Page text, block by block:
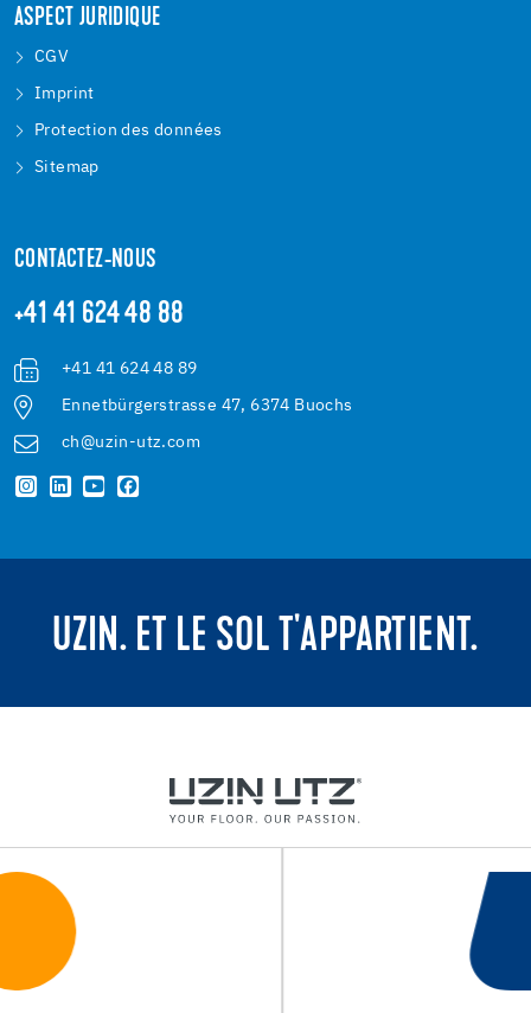
ASPECT JURIDIQUE
CGV
Imprint
Protection des données
Sitemap
CONTACTEZ-NOUS
+41 41 624 48 88
+41 41 624 48 89
Ennetbürgerstrasse 47, 6374 Buochs
ch@uzin-utz.com
UZIN. ET LE SOL T'APPARTIENT.